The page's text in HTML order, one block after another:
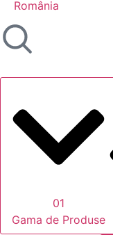
România
01
Gama de Produse